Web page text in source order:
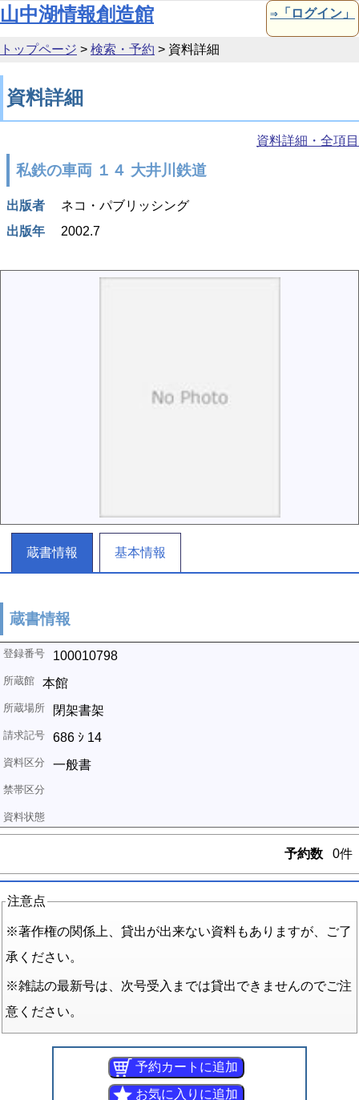
本文へ移動
山中湖情報創造館 ⇒「ログイン」
トップページ > 検索・予約 > 資料詳細
資料詳細
資料詳細・全項目
私鉄の車両 １４ 大井川鉄道
出版者
ネコ・パブリッシング
出版年
2002.7
蔵書情報 基本情報
蔵書情報
100010798
本館
閉架書架
686 ｼ 14
一般書
予約数 0件
注意点
※著作権の関係上、貸出が出来ない資料もありますが、ご了
承ください。
※雑誌の最新号は、次号受入までは貸出できませんのでご注
意ください。